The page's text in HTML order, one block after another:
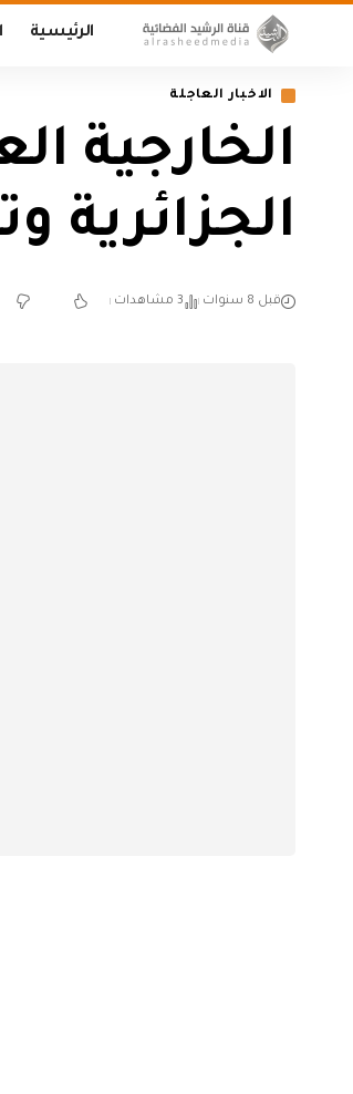
الرئيسية
الاخبار العاجلة
الخارجية
الجزائرية
قبل 8 سنوات 3 مشاهدات